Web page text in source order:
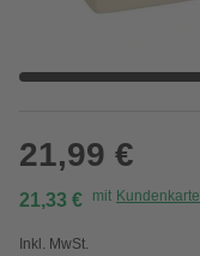
21,99 €
21,33 € mit Kundenkarte
Inkl. MwSt.